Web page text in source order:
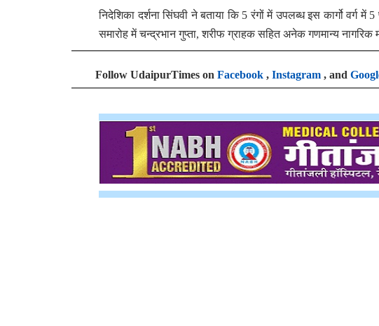
निदेशिका दर्शना सिंघवी ने बताया कि 5 रंगों में उपलब्ध इस कार्गो वर्ग
समारोह में चन्द्रभान गुप्ता, शरीफ ग्राहक सहित अनेक गणमान्य नागरिक
Follow UdaipurTimes on Facebook , Instagram , and